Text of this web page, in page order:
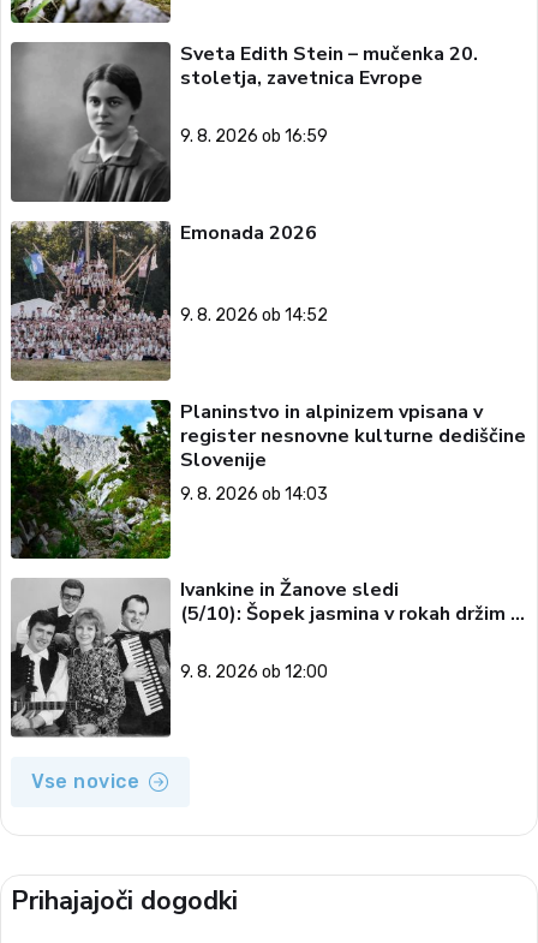
Sveta Edith Stein – mučenka 20.
stoletja, zavetnica Evrope
9. 8. 2026 ob 16:59
Emonada 2026
9. 8. 2026 ob 14:52
Planinstvo in alpinizem vpisana v
register nesnovne kulturne dediščine
Slovenije
9. 8. 2026 ob 14:03
Ivankine in Žanove sledi
(5/10): Šopek jasmina v rokah držim …
9. 8. 2026 ob 12:00
Vse novice
Prihajajoči dogodki